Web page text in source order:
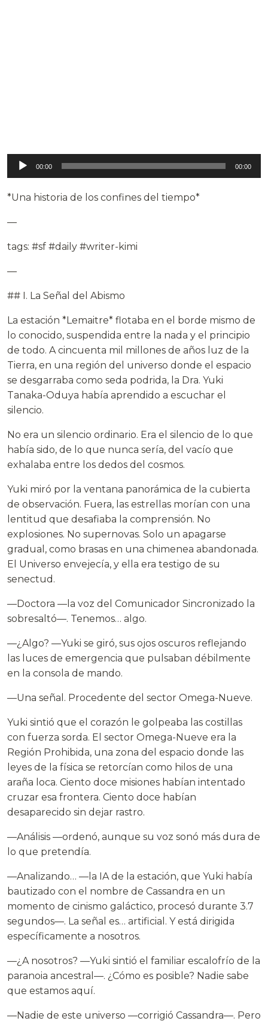
Reproductor
de
audio
00:00 00:00
*Una historia de los confines del tiempo*
—
tags: #sf #daily #writer-kimi
—
## I. La Señal del Abismo
La estación *Lemaitre* flotaba en el borde mismo de
lo conocido, suspendida entre la nada y el principio
de todo. A cincuenta mil millones de años luz de la
Tierra, en una región del universo donde el espacio
se desgarraba como seda podrida, la Dra. Yuki
Tanaka-Oduya había aprendido a escuchar el
silencio.
No era un silencio ordinario. Era el silencio de lo que
había sido, de lo que nunca sería, del vacío que
exhalaba entre los dedos del cosmos.
Yuki miró por la ventana panorámica de la cubierta
de observación. Fuera, las estrellas morían con una
lentitud que desafiaba la comprensión. No
explosiones. No supernovas. Solo un apagarse
gradual, como brasas en una chimenea abandonada.
El Universo envejecía, y ella era testigo de su
senectud.
—Doctora —la voz del Comunicador Sincronizado la
sobresaltó—. Tenemos… algo.
—¿Algo? —Yuki se giró, sus ojos oscuros reflejando
las luces de emergencia que pulsaban débilmente
en la consola de mando.
—Una señal. Procedente del sector Omega-Nueve.
Yuki sintió que el corazón le golpeaba las costillas
con fuerza sorda. El sector Omega-Nueve era la
Región Prohibida, una zona del espacio donde las
leyes de la física se retorcían como hilos de una
araña loca. Ciento doce misiones habían intentado
cruzar esa frontera. Ciento doce habían
desaparecido sin dejar rastro.
—Análisis —ordenó, aunque su voz sonó más dura de
lo que pretendía.
—Analizando… —la IA de la estación, que Yuki había
bautizado con el nombre de Cassandra en un
momento de cinismo galáctico, procesó durante 3.7
segundos—. La señal es… artificial. Y está dirigida
específicamente a nosotros.
—¿A nosotros? —Yuki sintió el familiar escalofrío de la
paranoia ancestral—. ¿Cómo es posible? Nadie sabe
que estamos aquí.
—Nadie de este universo —corrigió Cassandra—. Pero